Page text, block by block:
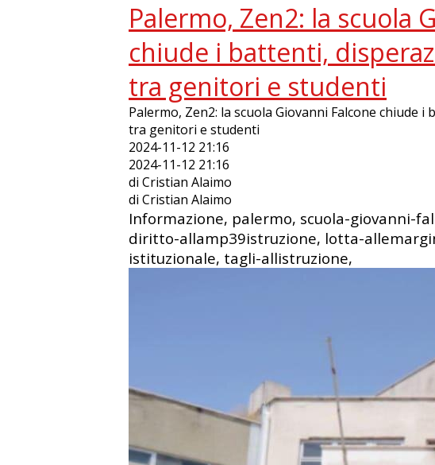
Palermo, Zen2: la scuola
chiude i battenti,
tra genitori e studenti
Palermo, Zen2: la scuola Giovanni Falcone chiude
tra genitori e studenti
2024-11-12 21:16
2024-11-12 21:16
di Cristian Alaimo
di Cristian Alaimo
Informazione, palermo, scuola-giovanni-
diritto-allamp39istruzione, lotta-
istituzionale, tagli-allistruzione,